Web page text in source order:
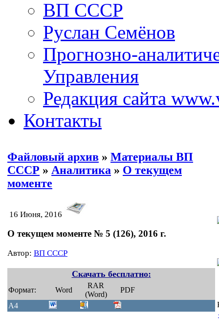
ВП СССР
Руслан Семёнов
Прогнозно-
Управления
Редакция сайта
Контакты
Файловый архив » Материалы ВП
СССР » Аналитика » О текущем
моменте
16 Июня, 2016
О текущем моменте № 5 (126), 2016 г.
Автор: ВП СССР
Скачать бесплатно:
Формат: Word
RAR
(Word)
PDF
A4